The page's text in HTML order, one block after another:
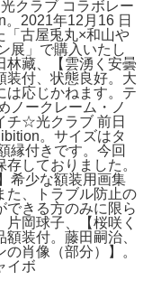
クラブ コラボレー
。2021年12月16 日
「古屋兎丸×和山や
展」で購入いたし
林藏、【雲湧く安曇
装付、状態良好。大
は応じかねます。テ
ノークレーム・ノ
チ☆光クラブ 前日
。サイズはタ
縁付きです。今回
しておりました。
希少な額装用画集
た、トラブル防止の
できる方のみに限ら
岡球子、【桜咲く
装付。藤田嗣治、
肖像（部分）】。
イボ